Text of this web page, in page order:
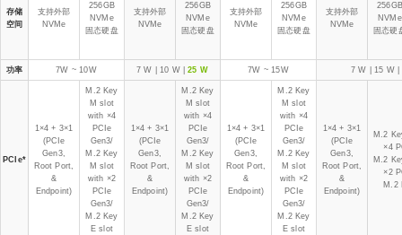
存储
空间
支持外部
NVMe
256GB
NVMe
固态硬盘
支持外部
NVMe
256GB
NVMe
固态硬盘
支持外部
NVMe
256GB
NVMe
固态硬盘
支持外部
NVMe
256GB
NVMe
固态硬
功率 7W ~ 10W 7 W | 10 W |25 W 7W ~ 15W 7 W | 15 W |
PCIe*
1×4 + 3×1
(PCIe
Gen3,
Root Port,
&
Endpoint)
M.2 Key
M slot
with ×4
PCIe
Gen3/
M.2 Key
M slot
with ×2
PCIe
Gen3/
M.2 Key
E slot
1×4 + 3×1
(PCIe
Gen3,
Root Port,
&
Endpoint)
M.2 Key
M slot
with ×4
PCIe
Gen3/
M.2 Key
M slot
with ×2
PCIe
Gen3/
M.2 Key
E slot
1×4 + 3×1
(PCIe
Gen3,
Root Port,
&
Endpoint)
M.2 Key
M slot
with ×4
PCIe
Gen3/
M.2 Key
M slot
with ×2
PCIe
Gen3/
M.2 Key
E slot
1×4 + 3×1
(PCIe
Gen3,
Root Port,
&
Endpoint)
M.2
×4
M.2
×2
M.2